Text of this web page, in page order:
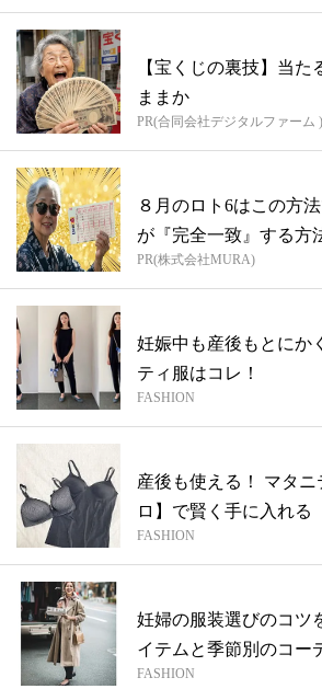
【宝くじの裏技】当
ままか
PR(合同会社デジタルファーム )
８月のロト6はこの方
が『完全一致』する方
PR(株式会社MURA)
妊娠中も産後もとにか
ティ服はコレ！
FASHION
産後も使える！ マタ
ロ】で賢く手に入れる
FASHION
妊婦の服装選びのコツ
イテムと季節別のコー
FASHION